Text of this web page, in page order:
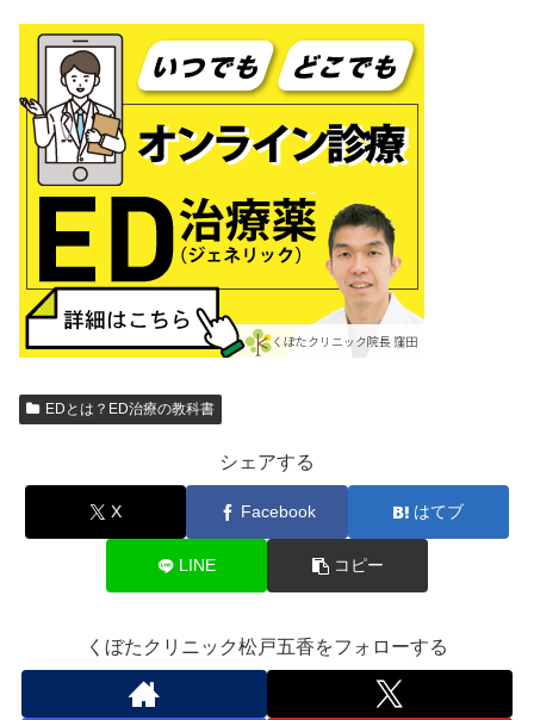
EDとは？ED治療の教科書
シェアする
X Facebook はてブ
LINE コピー
くぼたクリニック松戸五香をフォローする